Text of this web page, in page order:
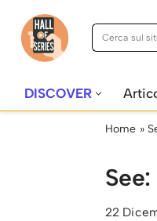
Vai
DISCOVER
Home »
22